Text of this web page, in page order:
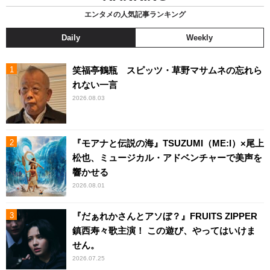
エンタメの人気記事ランキング
Daily Weekly
笑福亭鶴瓶 スピッツ・草野マサムネの忘れら
れない一言
2026.08.03
『モアナと伝説の海』TSUZUMI（ME:I）×尾上
松也、ミュージカル・アドベンチャーで美声を
響かせる
2026.08.01
『だぁれかさんとアソぼ？』FRUITS ZIPPER
鎮西寿々歌主演！ この遊び、やってはいけま
せん。
2026.07.25